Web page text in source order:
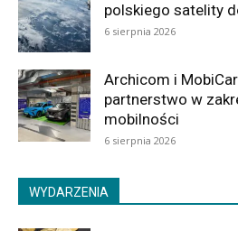
polskiego satelity
6 sierpnia 2026
Archicom i
partnerstwo w
mobilności
6 sierpnia 2026
WYDARZENIA